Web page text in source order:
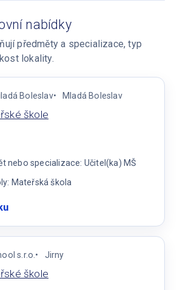
nabídky
předměty a specializace, typ
lokality.
Boleslav Mladá Boleslav
škole
nebo specializace: Učitel(ka) MŠ
Mateřská škola
:
v
mateřské
s.r.o. Jirny
škole